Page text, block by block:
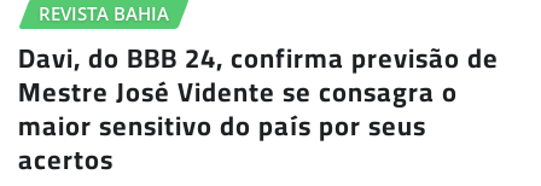
REVISTA BAHIA
Davi, do BBB 24, confirma previsão de
Mestre José Vidente se consagra o
maior sensitivo do país por seus
acertos